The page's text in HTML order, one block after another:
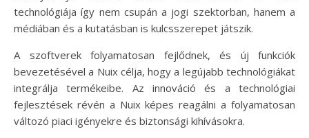
technológiája így nem csupán a jogi szektorban, hanem a
médiában és a kutatásban is kulcsszerepet játszik.
A szoftverek folyamatosan fejlődnek, és új funkciók
bevezetésével a Nuix célja, hogy a legújabb technológiákat
integrálja termékeibe. Az innováció és a technológiai
fejlesztések révén a Nuix képes reagálni a folyamatosan
változó piaci igényekre és biztonsági kihívásokra.